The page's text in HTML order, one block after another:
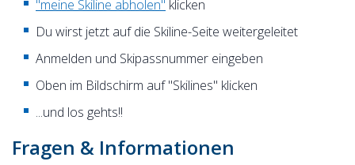
"meine Skiline abholen" klicken
Du wirst jetzt auf die Skiline-Seite weitergeleitet
Anmelden und Skipassnummer eingeben
Oben im Bildschirm auf "Skilines" klicken
...und los gehts!!
Fragen & Informationen